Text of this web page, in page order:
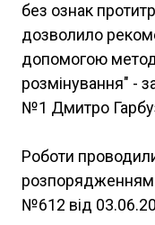
без ознак
дозволило
допомогою
розмінування" -
№1 Дмитро
Роботи
№612 від